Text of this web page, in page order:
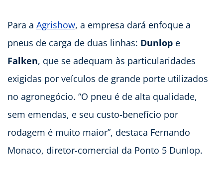
Para a Agrishow, a empresa dará enfoque a
pneus de carga de duas linhas: Dunlop e
Falken, que se adequam às particularidades
exigidas por veículos de grande porte utilizados
no agronegócio. “O pneu é de alta qualidade,
sem emendas, e seu custo-benefício por
rodagem é muito maior”, destaca Fernando
Monaco, diretor-comercial da Ponto 5 Dunlop.